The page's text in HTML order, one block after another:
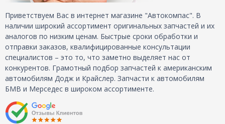
Приветствуем Вас в интернет магазине "Автокомпас". В
наличии широкий ассортимент оригинальных запчастей и их
аналогов по низким ценам. Быстрые сроки обработки и
отправки заказов, квалифицированные консультации
специалистов – это то, что заметно выделяет нас от
конкурентов. Грамотный подбор запчастей к американским
автомобилям Додж и Крайслер. Запчасти к автомобилям
БМВ и Мерседес в широком ассортименте.